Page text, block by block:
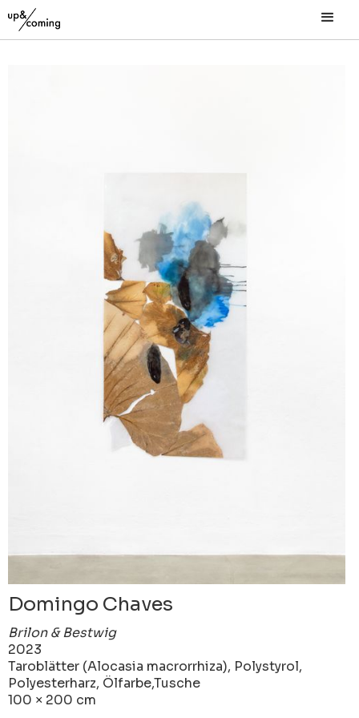
Domingo Chaves
Brilon & Bestwig
2023
Taroblätter (Alocasia macrorrhiza), Polystyrol,
Polyesterharz, Ölfarbe,Tusche
100 × 200 cm